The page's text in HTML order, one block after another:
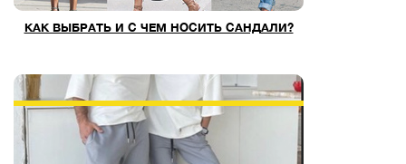
КАК ВЫБРАТЬ И С ЧЕМ НОСИТЬ САНДАЛИ?